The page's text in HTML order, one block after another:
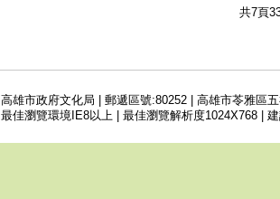
共7頁
高雄市政府文化局 | 郵遞區號:80252 | 高雄市苓雅區
最佳瀏覽環境IE8以上 | 最佳瀏覽解析度1024X768 |